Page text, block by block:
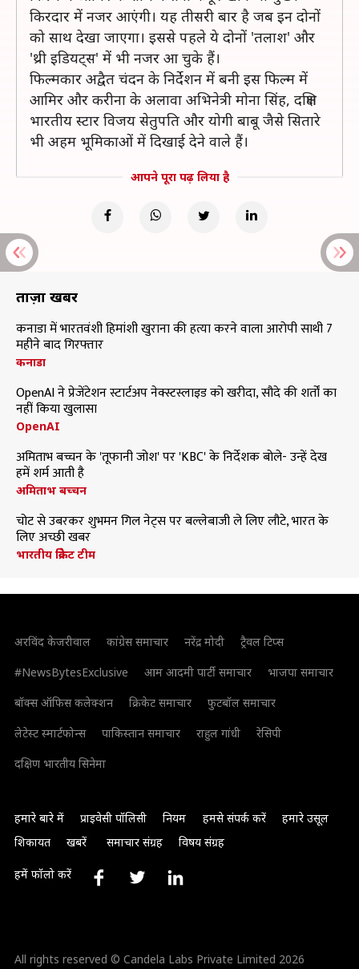
किरदार में नजर आएंगी। यह तीसरी बार है जब इन दोनों
को साथ देखा जाएगा। इससे पहले ये दोनों 'तलाश' और
'थ्री इडियट्स' में भी नजर आ चुके हैं।
फिल्मकार अद्वैत चंदन के निर्देशन में बनी इस फिल्म में
आमिर और करीना के अलावा अभिनेत्री मोना सिंह, दक्षिण
भारतीय स्टार विजय सेतुपति और योगी बाबू जैसे सितारे
भी अहम भूमिकाओं में दिखाई देने वाले हैं।
आपने पूरा पढ़ लिया है
ताज़ा खबरें
कनाडा में भारतवंशी हिमांशी खुराना की हत्या करने वाला आरोपी साथी 7
महीने बाद गिरफ्तार
कनाडा
OpenAI ने प्रेजेंटेशन स्टार्टअप नेक्स्टस्लाइड को खरीदा, सौदे की शर्तों का
नहीं किया खुलासा
OpenAI
अमिताभ बच्चन के 'तूफानी जोश' पर 'KBC' के निर्देशक बोले- उन्हें देख
हमें शर्म आती है
अमिताभ बच्चन
चोट से उबरकर शुभमन गिल नेट्स पर बल्लेबाजी ले लिए लौटे, भारत के
लिए अच्छी खबर
भारतीय क्रिकेट टीम
अरविंद केजरीवाल कांग्रेस समाचार नरेंद्र मोदी
ट्रैवल टिप्स
#NewsBytesExclusive
आम आदमी पार्टी समाचार
भाजपा समाचार
बॉक्स ऑफिस कलेक्शन
क्रिकेट समाचार
फुटबॉल समाचार
लेटेस्ट स्मार्टफोन्स
पाकिस्तान समाचार राहुल गांधी
रेसिपी
दक्षिण भारतीय सिनेमा
हमारे बारे में प्राइवेसी पॉलिसी नियम हमसे संपर्क करें
हमारे उसूल
शिकायत
खबरें समाचार संग्रह विषय संग्रह
हमें फॉलो करें
All rights reserved © Candela Labs Private Limited 2026